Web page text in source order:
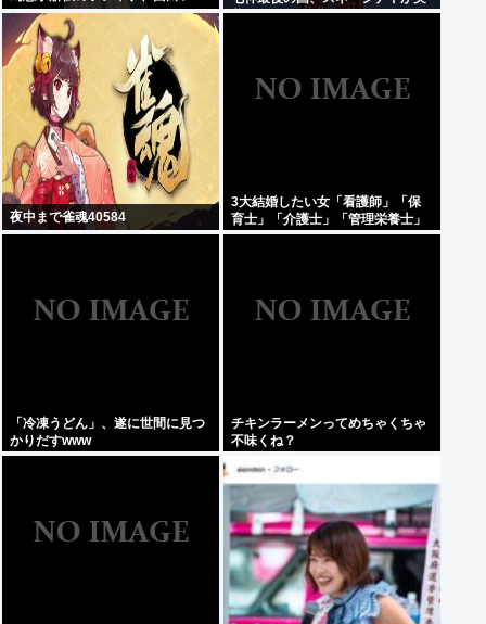
装。モチーフ国はロシア。
夜中まで雀魂40584
3大結婚したい女「看護師」「保
育士」「介護士」「管理栄養士」
「冷凍うどん」、遂に世間に見つ
かりだすwww
チキンラーメンってめちゃくちゃ
不味くね？